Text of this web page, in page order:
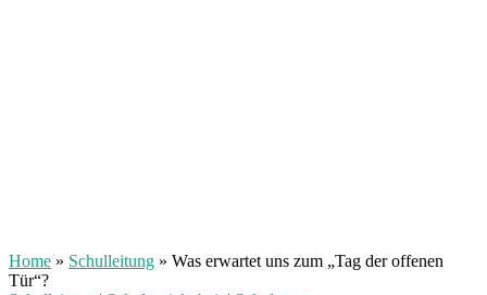
Home » Schulleitung » Was erwartet uns zum „Tag der offenen
Tür“?